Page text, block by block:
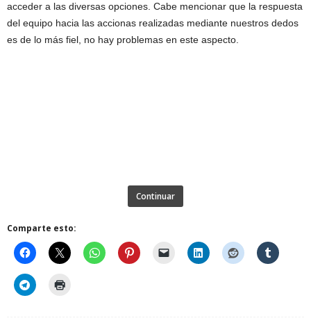
acceder a las diversas opciones. Cabe mencionar que la respuesta
del equipo hacia las accionas realizadas mediante nuestros dedos
es de lo más fiel, no hay problemas en este aspecto.
Continuar
Comparte esto: